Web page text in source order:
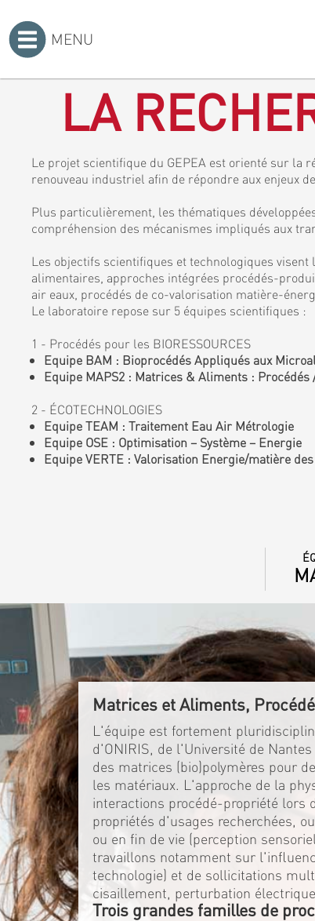
MENU
LA
Le projet scientifique du GEPEA est orienté sur la
renouveau industriel afin de répondre aux enjeux
Plus particulièrement, les thématiques
compréhension des mécanismes impliqués aux
Les objectifs scientifiques et technologiques
alimentaires, approches intégrées procédés-
air eaux, procédés de co-valorisation matière-
Le laboratoire repose sur 5 équipes scientifiques :
1 - Procédés pour les BIORESSOURCES
Equipe BAM : Bioprocédés Appliqués aux
Equipe MAPS2 : Matrices & Aliments :
2 - ÉCOTECHNOLOGIES
Equipe TEAM : Traitement Eau Air Métrologie
Equipe OSE : Optimisation – Système – Energie
Equipe VERTE : Valorisation Energie/matière
Matrices et Aliments,
L'équipe est fortement
d'ONIRIS, de l'Université de
des matrices (bio)polymères pour
les matériaux. L'approche de la
interactions procédé-propriété lors
propriétés d'usages recherchées,
ou en fin de vie (perception
travaillons notamment sur
technologie) et de sollicitations
cisaillement, perturbation
Trois grandes familles de